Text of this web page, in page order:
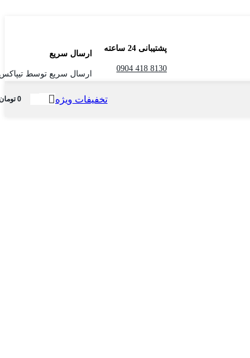
پشتیبانی 24 ساعته
8130 418 0904
ارسال سریع
ارسال سریع توسط
تخفیفات ویژه 0